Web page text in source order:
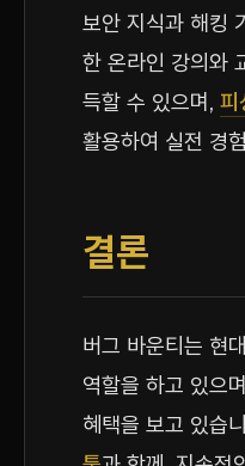
보안 지식과 해킹
한 온라인 강의와
득할 수 있으며, 피
활용하여 실전 경
결론
버그 바운티는 현
역할을 하고 있으
혜택을 보고 있습